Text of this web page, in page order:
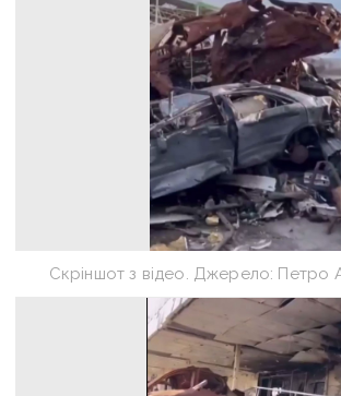
Скріншот з відео. Джерело: